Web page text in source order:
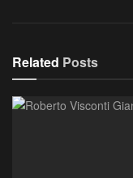
Related Posts